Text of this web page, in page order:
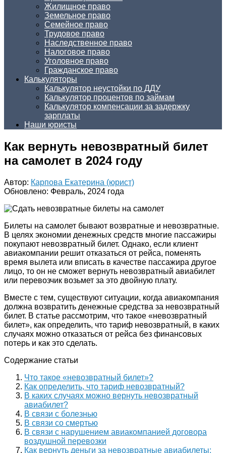
Жилищное право
Земельное право
Семейное право
Трудовое право
Наследственное право
Налоговое право
Уголовное право
Гражданское право
Калькуляторы
Калькулятор неустойки по ДДУ
Калькулятор процентов по займам
Калькулятор компенсации за задержку
зарплаты
Наши юристы
Как вернуть невозвратный билет
на самолет в 2024 году
Автор: Карпова Екатерина (юрист)
Обновлено: Февраль, 2024 года
Билеты на самолет бывают возвратные и невозвратные.
В целях экономии денежных средств многие пассажиры
покупают невозвратный билет. Однако, если клиент
авиакомпании решит отказаться от рейса, поменять
время вылета или вписать в качестве пассажира другое
лицо, то он не сможет вернуть невозвратный авиабилет
или перевозчик возьмет за это двойную плату.
Вместе с тем, существуют ситуации, когда авиакомпания
должна возвратить денежные средства за невозвратный
билет. В статье рассмотрим, что такое «невозвратный
билет», как определить, что тариф невозвратный, в каких
случаях можно отказаться от рейса без финансовых
потерь и как это сделать.
Содержание статьи
Что такое «невозвратный билет»?
Как определить, что тариф невозвратный?
В каких случаях можно вернуть невозвратный
авиабилет?
В связи с болезнью
В связи со смертью
В связи с нарушением авиакомпанией договора
воздушной перевозки
Как вернуть деньги за невозвратные авиабилеты: